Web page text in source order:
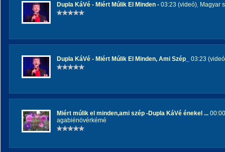
Dupla KáVé - Miért Múlik El Minden - 03:23 (videó), Magyar
Dupla KáVé - Miért Múlik El Minden, Ami Szép_ 03:23
Miért múlik el minden,ami szép -Dupla KáVé énekel ...
agabiénövérkémé